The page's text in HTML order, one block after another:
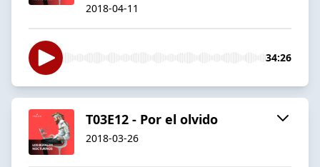
2018-04-11
34:26
T03E12 - Por el olvido
2018-03-26